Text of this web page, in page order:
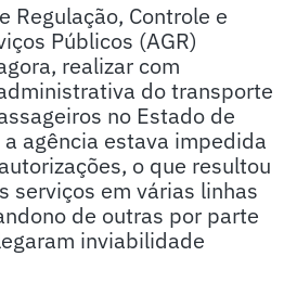
Regulação, Controle e
Públicos (AGR)
realizar com
do transporte
no Estado de
agência estava impedida
o que resultou
serviços em várias linhas
de outras por parte
inviabilidade